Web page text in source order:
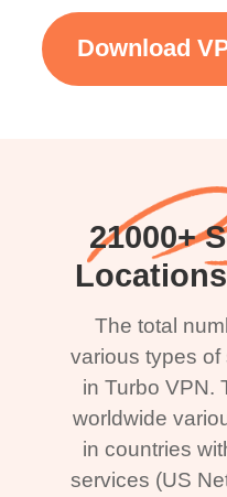
Download
21000+
The total
various types of
in Turbo VPN.
worldwide
in countries
services (US